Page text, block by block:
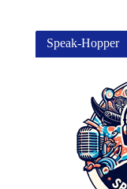
Speak-Hopper